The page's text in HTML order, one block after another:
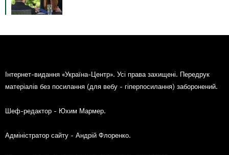
Інтернет-видання «Україна-Центр». Усі права захищені. Передрук
матеріалів без посилання (для вебу - гіперпосилання) заборонений.
Шеф-редактор - Юхим Мармер.
Адміністратор сайту - Андрій Флоренко.